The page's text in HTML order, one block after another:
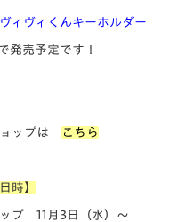
ィヴィくんキーホルダー
発売予定です！
ョップは こちら
時】
プ 11月3日（水）～